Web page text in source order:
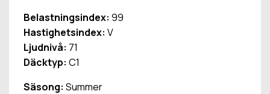
Belastningsindex: 99
Hastighetsindex: V
Ljudnivå: 71
Däcktyp: C1
Säsong: Summer